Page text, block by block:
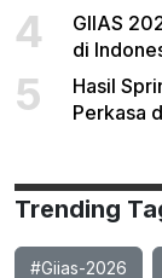
4
GIIAS
di
5
Hasil
Perkasa
Trending
#Giias-2026